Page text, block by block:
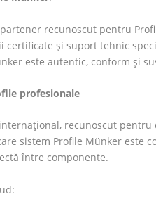
recunoscut pentru
și suport tehnic
este autentic, conform și
profesionale
recunoscut
sistem Profile Münker este
între componente.